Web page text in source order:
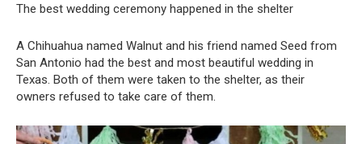
The best wedding ceremony happened in the shelter
A Chihuahua named Walnut and his friend named Seed from
San Antonio had the best and most beautiful wedding in
Texas. Both of them were taken to the shelter, as their
owners refused to take care of them.